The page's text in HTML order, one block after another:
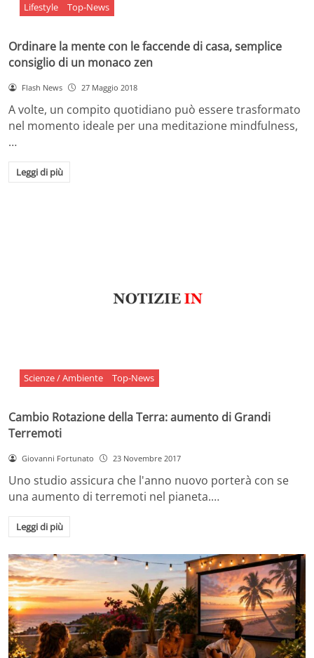
Lifestyle Top-News
Ordinare la mente con le faccende di casa, semplice
consiglio di un monaco zen
Flash News 27 Maggio 2018
A volte, un compito quotidiano può essere trasformato
nel momento ideale per una meditazione mindfulness,
…
Leggi di più
Scienze / Ambiente Top-News
Cambio Rotazione della Terra: aumento di Grandi
Terremoti
Giovanni Fortunato 23 Novembre 2017
Uno studio assicura che l'anno nuovo porterà con se
una aumento di terremoti nel pianeta.…
Leggi di più